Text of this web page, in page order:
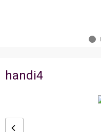
handi4